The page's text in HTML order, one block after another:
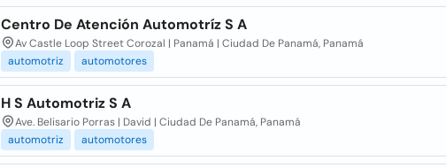
Centro De Atención Automotríz S A
Av Castle Loop Street Corozal | Panamá | Ciudad De Panamá, Panamá
automotriz
automotores
H S Automotriz S A
Ave. Belisario Porras | David | Ciudad De Panamá, Panamá
automotriz
automotores